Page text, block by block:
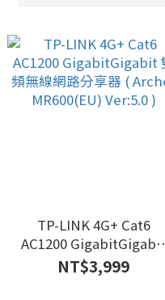
TP-LINK 4G+ Cat6
AC1200 GigabitGigabit
雙頻無線網路分享器 (
Archer MR600(EU)
NT$3,999